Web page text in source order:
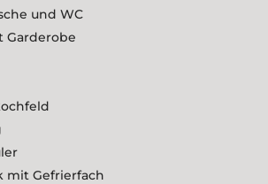
und WC
Garderobe
mit Gefrierfach